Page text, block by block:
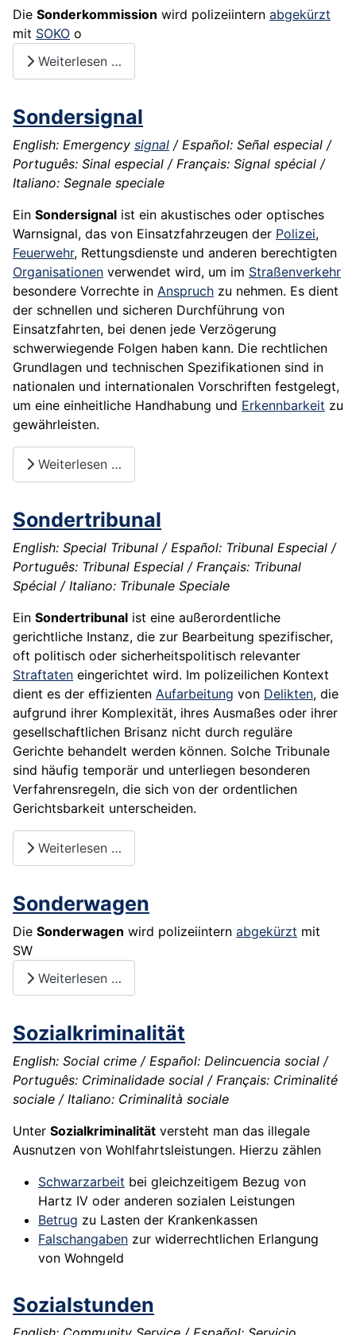
Die Sonderkommission wird polizeiintern abgekürzt
mit SOKO o
Weiterlesen …
Sondersignal
English: Emergency signal / Español: Señal especial /
Português: Sinal especial / Français: Signal spécial /
Italiano: Segnale speciale
Ein Sondersignal ist ein akustisches oder optisches
Warnsignal, das von Einsatzfahrzeugen der Polizei,
Feuerwehr, Rettungsdienste und anderen berechtigten
Organisationen verwendet wird, um im Straßenverkehr
besondere Vorrechte in Anspruch zu nehmen. Es dient
der schnellen und sicheren Durchführung von
Einsatzfahrten, bei denen jede Verzögerung
schwerwiegende Folgen haben kann. Die rechtlichen
Grundlagen und technischen Spezifikationen sind in
nationalen und internationalen Vorschriften festgelegt,
um eine einheitliche Handhabung und Erkennbarkeit zu
gewährleisten.
Weiterlesen …
Sondertribunal
English: Special Tribunal / Español: Tribunal Especial /
Português: Tribunal Especial / Français: Tribunal
Spécial / Italiano: Tribunale Speciale
Ein Sondertribunal ist eine außerordentliche
gerichtliche Instanz, die zur Bearbeitung spezifischer,
oft politisch oder sicherheitspolitisch relevanter
Straftaten eingerichtet wird. Im polizeilichen Kontext
dient es der effizienten Aufarbeitung von Delikten, die
aufgrund ihrer Komplexität, ihres Ausmaßes oder ihrer
gesellschaftlichen Brisanz nicht durch reguläre
Gerichte behandelt werden können. Solche Tribunale
sind häufig temporär und unterliegen besonderen
Verfahrensregeln, die sich von der ordentlichen
Gerichtsbarkeit unterscheiden.
Weiterlesen …
Sonderwagen
Die Sonderwagen wird polizeiintern abgekürzt mit
SW
Weiterlesen …
Sozialkriminalität
English: Social crime / Español: Delincuencia social /
Português: Criminalidade social / Français: Criminalité
sociale / Italiano: Criminalità sociale
Unter Sozialkriminalität versteht man das illegale
Ausnutzen von Wohlfahrtsleistungen. Hierzu zählen
Schwarzarbeit bei gleichzeitigem Bezug von
Hartz IV oder anderen sozialen Leistungen
Betrug zu Lasten der Krankenkassen
Falschangaben zur widerrechtlichen Erlangung
von Wohngeld
Sozialstunden